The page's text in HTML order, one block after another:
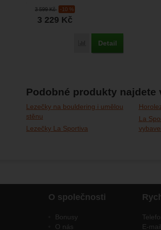
3 599Kč -10 %
3 229 Kč
Porovnat
Detail
Podobné produkty najdete
Lezečky na bouldering i umělou
stěnu
Lezečky La Sportiva
La
O společnosti
Bonusy
O nás
E-mail: